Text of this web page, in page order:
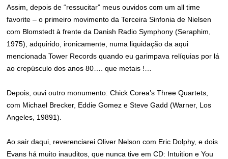
Assim, depois de “ressucitar” meus ouvidos com um all time
favorite – o primeiro movimento da Terceira Sinfonia de Nielsen
com Blomstedt à frente da Danish Radio Symphony (Seraphim,
1975), adquirido, ironicamente, numa liquidação da aqui
mencionada Tower Records quando eu garimpava relíquias por lá
ao crepúsculo dos anos 80…. que metais !…
Depois, ouvi outro monumento: Chick Corea’s Three Quartets,
com Michael Brecker, Eddie Gomez e Steve Gadd (Warner, Los
Angeles, 19891).
Ao sair daqui, reverenciarei Oliver Nelson com Eric Dolphy, e dois
Evans há muito inauditos, que nunca tive em CD: Intuition e You